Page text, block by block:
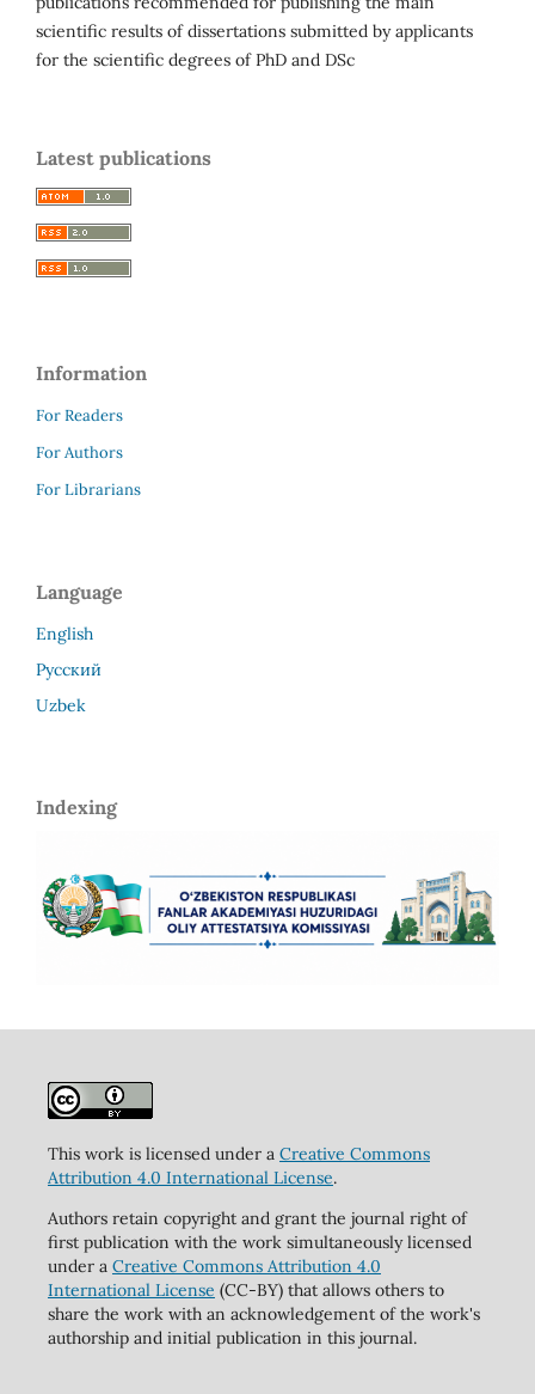
scientific results of dissertations submitted by applicants
for the scientific degrees of PhD and DSc
Latest publications
Information
For Readers
For Authors
For Librarians
Language
English
Русский
Uzbek
Indexing
This work is licensed under a Creative Commons
Attribution 4.0 International License.
Authors retain copyright and grant the journal right of
first publication with the work simultaneously licensed
under a Creative Commons Attribution 4.0
International License (CC-BY) that allows others to
share the work with an acknowledgement of the work's
authorship and initial publication in this journal.